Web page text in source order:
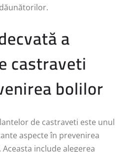
a
castraveti
bolilor
de castraveti este unul
aspecte în prevenirea
include alegerea